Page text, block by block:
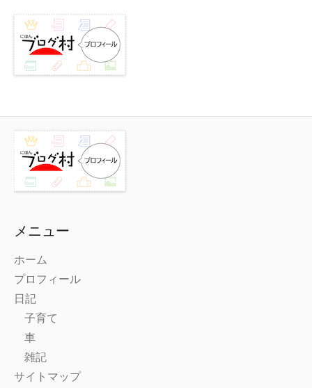
メニュー
ホーム
プロフィール
日記
子育て
車
雑記
サイトマップ